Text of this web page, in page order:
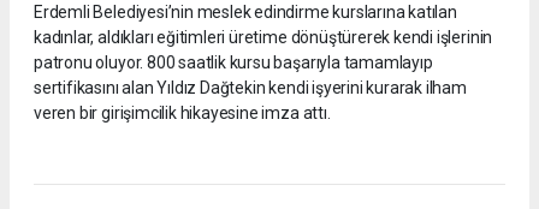
Erdemli Belediyesi’nin meslek edindirme kurslarına katılan
kadınlar, aldıkları eğitimleri üretime dönüştürerek kendi işlerinin
patronu oluyor. 800 saatlik kursu başarıyla tamamlayıp
sertifikasını alan Yıldız Dağtekin kendi işyerini kurarak ilham
veren bir girişimcilik hikayesine imza attı.